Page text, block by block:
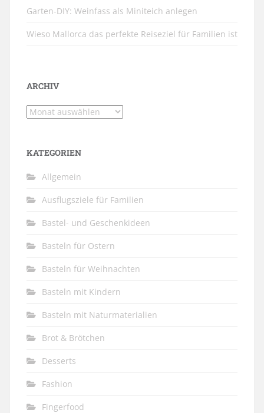
Garten-DIY: Weinfass als Miniteich anlegen
Wieso Mallorca das perfekte Reiseziel für Familien ist
ARCHIV
Archiv
KATEGORIEN
Allgemein
Ausflugsziele für Familien
Bastel- und Geschenkideen
Basteln für Ostern
Basteln für Weihnachten
Basteln mit Kindern
Basteln mit Naturmaterialien
Brot & Brötchen
Desserts
Fashion
Fingerfood